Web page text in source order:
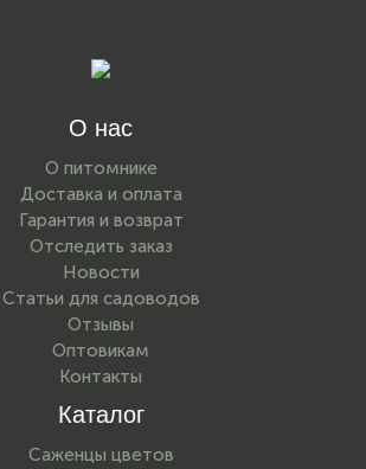
О нас
О питомнике
Доставка и оплата
Гарантия и возврат
Отследить заказ
Новости
Статьи для садоводов
Отзывы
Оптовикам
Контакты
Каталог
Саженцы цветов